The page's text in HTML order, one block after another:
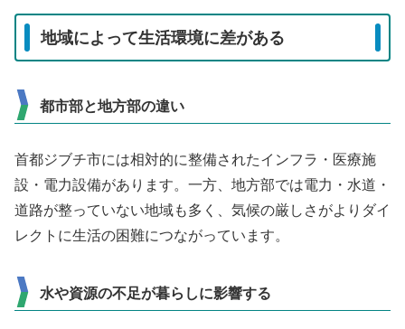
地域によって生活環境に差がある
都市部と地方部の違い
首都ジブチ市には相対的に整備されたインフラ・医療施
設・電力設備があります。一方、地方部では電力・水道・
道路が整っていない地域も多く、気候の厳しさがよりダイ
レクトに生活の困難につながっています。
水や資源の不足が暮らしに影響する